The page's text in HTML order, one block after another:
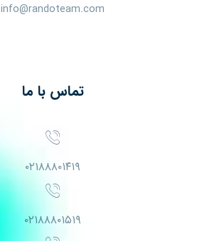
info@randoteam.com
تماس با ما
۰۲۱۸۸۸۰۱۴۱۹
۰۲۱۸۸۸۰۱۵۱۹